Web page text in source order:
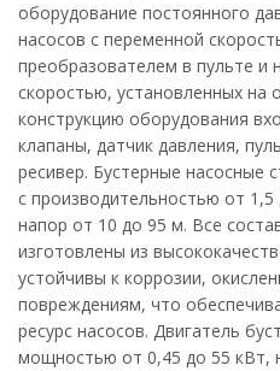
оборудование постоянного
насосов с переменной
преобразователем в пульте и
скоростью, установленных
конструкцию оборудования
клапаны, датчик давления,
ресивер. Бустерные насосные
с производительностью от
напор от 10 до 95 м. Все
изготовлены из
устойчивы к коррозии,
повреждениям, что
ресурс насосов. Двигатель
мощностью от 0,45 до 55 кВт,